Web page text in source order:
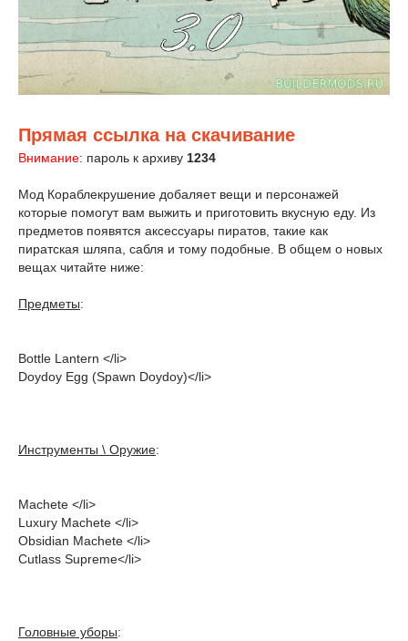
Прямая ссылка на скачивание
Внимание: пароль к архиву 1234
Мод Кораблекрушение добаляет вещи и персонажей
которые помогут вам выжить и приготовить вкусную еду. Из
предметов появятся аксессуары пиратов, такие как
пиратская шляпа, сабля и тому подобные. В общем о новых
вещах читайте ниже:
Предметы:
Bottle Lantern </li>
Doydoy Egg (Spawn Doydoy)</li>
Инструменты \ Оружие:
Machete </li>
Luxury Machete </li>
Obsidian Machete </li>
Cutlass Supreme</li>
Головные уборы: